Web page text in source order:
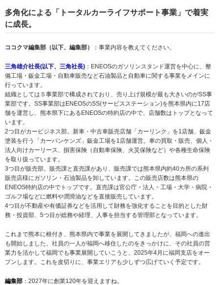
多角化による「トータルカーライフサポート事業」で着実
に成長。
ココクマ編集部（以下、編集部） ：事業内容を教えてください。
三角雄介社長(以下、三角社長) ：ENEOSのガソリンスタンド運営を中心に、整
備工場・鈑金工場・自動車販売など石油製品と自動車に関する事業をメインに
行っています。
組織としては５事業部で構成されており、売り上げ規模が最も大きいのがSS事
業部です。SS事業部はENEOSのSS(サービスステーション)を熊本県内に17店
舗を運営し、熊本県下にあるENEOSの特約店の中で、店舗数はトップとなって
います。
2つ目がカービジネス部。新車・中古車販売店舗「カーリンク」を1店舗、鈑金
塗装を行う「カーバンケンズ」鈑金工場を1店舗運営。車の買取・販売、個人・
法人向けカーリース、損害保険（自動車保険、火災保険など）や各種生命保険
を取り扱っています。
3つ目が販売部。販売課と直売課があり、販売課では熊本県内約40カ所の系列
販売店様にガソリン・石油製品を卸しています。この販売店数は熊本県の
ENEOS特約店の中でトップです。直売課は官公庁・法人・工場・大学・病院・
ゴルフ場などに燃料や潤滑油などを直接販売しています。
4つ目が不動産や有価証券などを活用して財務を強化することを目的とした財
務・投資部、5つ目が総務や経理、人事を担当する管理部となっています。
これまで熊本に根付き、熊本県内で事業を展開してきましたが、福岡への進出
も開始しました。社員の一人が福岡へ移住したのをきっかけに、その社員の営
業力を活かして福岡でも事業展開していこうと、2025年4月に福岡支店をオー
プンします。これを皮切りに、事業エリアも少しずつ広げていく予定です。
編集部 ：2027年に創業120年を迎えますね。